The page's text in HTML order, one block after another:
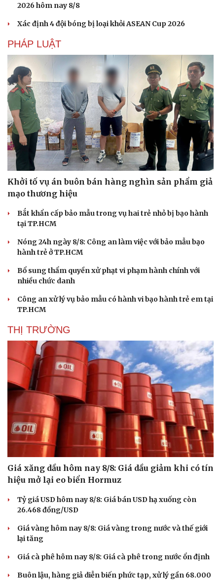
Du lịch
Tư vấn
Săn Tour
check-in
Podcast
Câu chuyện thời sự
Đọc truyện đêm khuya
Cửa sổ tình yêu
Kể chuyện cho bé
Hạt giống tâm hồn
2026 hôm nay 8/8
Xác định 4 đội bóng bị loại khỏi ASEAN Cup 2026
PHÁP LUẬT
Khởi tố vụ án buôn bán hàng nghìn sản phẩm giả
mạo thương hiệu
Bắt khẩn cấp bảo mẫu trong vụ hai trẻ nhỏ bị bạo hành
tại TP.HCM
Nóng 24h ngày 8/8: Công an làm việc với bảo mẫu bạo
hành trẻ ở TP.HCM
Bổ sung thẩm quyền xử phạt vi phạm hành chính với
nhiều chức danh
Công an xử lý vụ bảo mẫu có hành vi bạo hành trẻ em tại
TP.HCM
THỊ TRƯỜNG
Giá xăng dầu hôm nay 8/8: Giá dầu giảm khi có tín
hiệu mở lại eo biển Hormuz
Tỷ giá USD hôm nay 8/8: Giá bán USD hạ xuống còn
26.468 đồng/USD
Giá vàng hôm nay 8/8: Giá vàng trong nước và thế giới
lại tăng
Giá cà phê hôm nay 8/8: Giá cà phê trong nước ổn định
Buôn lậu, hàng giả diễn biến phức tạp, xử lý gần 68.000